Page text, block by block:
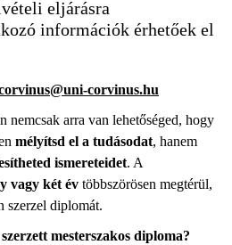
eljárásra
információk érhetőek el
corvinus.hu
nemcsak arra van lehetőséged, hogy
mélyítsd el a tudásodat, hanem
ismereteidet. A
vagy két év többszörösen megtérül,
szerzel diplomát.
mesterszakos diploma?